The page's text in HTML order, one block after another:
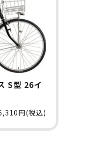
S型 26イ
円(税込)